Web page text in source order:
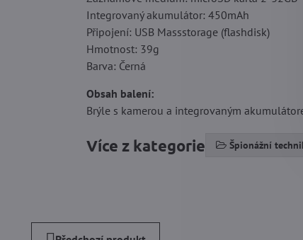
Integrovaný akumulátor: 450mAh
Připojení: USB Massstorage (flashdisk)
Hmotnost: 39g
Barva: Černá
Obsah balení:
Brýle s kamerou a integrovaným
Více z kategorie Špionážní